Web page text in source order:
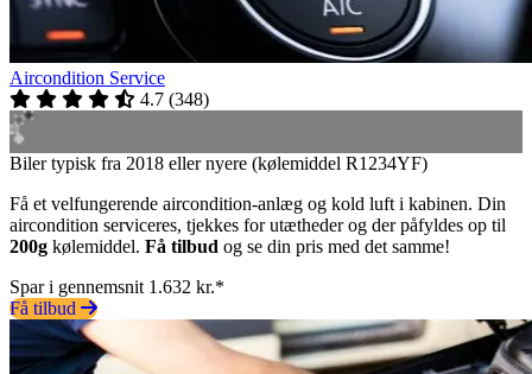
Aircondition Service
4.7 (348)
Biler typisk fra 2018 eller nyere (kølemiddel R1234YF)
Få et velfungerende aircondition-anlæg og kold luft i kabinen. Din
aircondition serviceres, tjekkes for utætheder og der påfyldes op til
200g kølemiddel. Få tilbud og se din pris med det samme!
Spar i gennemsnit 1.632 kr.*
Få tilbud